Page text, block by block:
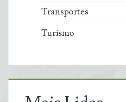
Transportes
Turismo